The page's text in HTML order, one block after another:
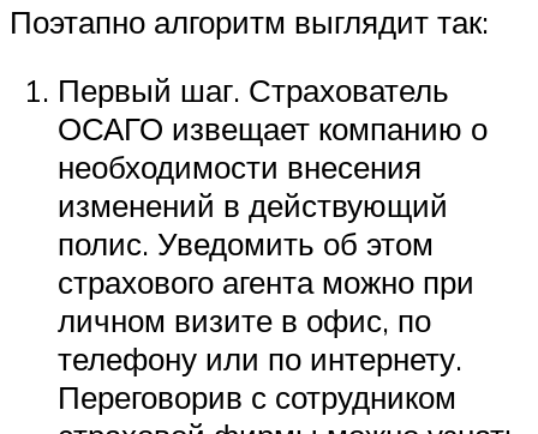
Поэтапно алгоритм выглядит так:
Первый шаг. Страхователь
ОСАГО извещает компанию о
необходимости внесения
изменений в действующий
полис. Уведомить об этом
страхового агента можно при
личном визите в офис, по
телефону или по интернету.
Переговорив с сотрудником